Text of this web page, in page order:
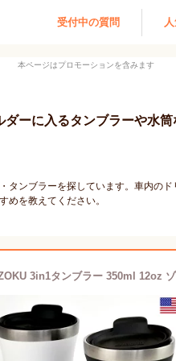
受付中の質問
本ページはプロモーションを含みます
ダーに入るタンブラーや水
タンブラーを探しています。車内の
めを教えてください。